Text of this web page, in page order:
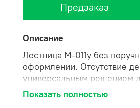
Предзаказ
Описание
Лестница М-011у без
оформлении. Отсутствие
универсальным решением
Монтаж можно
помещении. Вся
Показать полностью